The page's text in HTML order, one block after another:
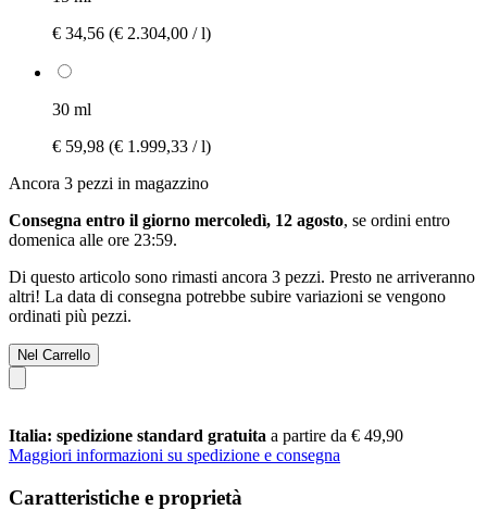
€ 34,56 (€ 2.304,00 / l)
30 ml
€ 59,98 (€ 1.999,33 / l)
Ancora 3 pezzi in magazzino
Consegna entro il giorno mercoledì, 12 agosto, se ordini entro
domenica alle ore 23:59.
Di questo articolo sono rimasti ancora 3 pezzi. Presto ne arriveranno
altri! La data di consegna potrebbe subire variazioni se vengono
ordinati più pezzi.
Nel Carrello
Italia: spedizione standard gratuita a partire da € 49,90
Maggiori informazioni su spedizione e consegna
Caratteristiche e proprietà